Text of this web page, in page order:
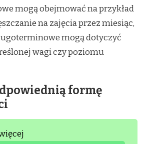
mogą obejmować na przykład
na zajęcia przez miesiąc,
mogą dotyczyć
wagi czy poziomu
formę